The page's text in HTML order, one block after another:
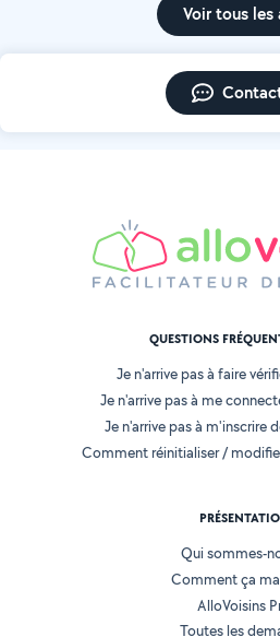
Voir tous les
QUESTIONS
Je n'arrive pas à faire
Je n'arrive pas à me
Je n'arrive pas à m'inscrire
Comment réinitialiser /
Qui sommes-
Comment ça
AlloVoisins
Toutes les